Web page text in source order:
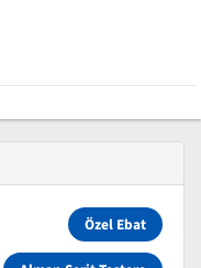
Özel Ebat